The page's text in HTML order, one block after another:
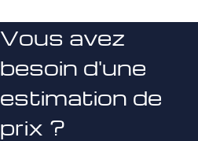
Vous avez
besoin d'une
estimation de
prix ?